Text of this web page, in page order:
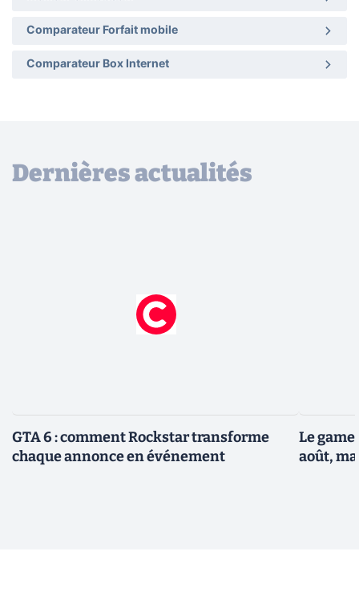
Comparateur Forfait mobile
Comparateur Box Internet
Dernières actualités
GTA 6 : comment Rockstar transforme
chaque annonce en événement
Le
août,